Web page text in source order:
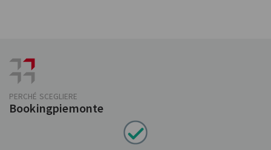
PERCHÉ SCEGLIERE
Bookingpiemonte